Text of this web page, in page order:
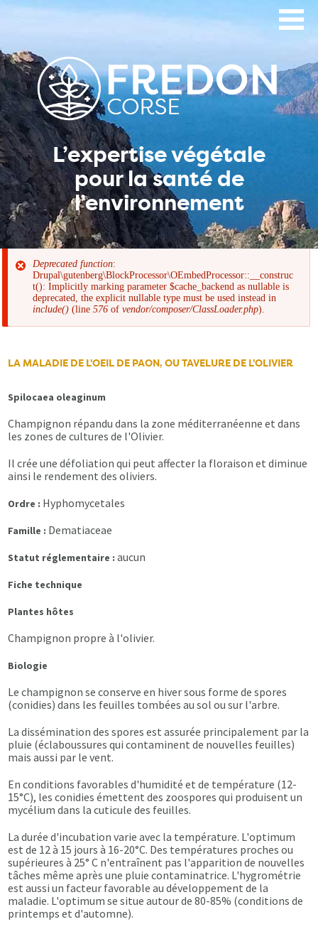
Aller
L’expertise végétale
pour la santé de
l’environnement
Message
d'erreur
Deprecated function:
Drupal\gutenberg\BlockProcessor\OEmbedProcessor::__construc
t(): Implicitly marking parameter $cache_backend as nullable is
deprecated, the explicit nullable type must be used instead in
include() (line576 ofvendor/composer/ClassLoader.php).
LA MALADIE DE L'OEIL DE PAON, OU TAVELURE DE L'OLIVIER
Spilocaea oleaginum
Champignon répandu dans la zone méditerranéenne et dans
les zones de cultures de l'Olivier.
Il crée une défoliation qui peut affecter la floraison et diminue
ainsi le rendement des oliviers.
Ordre : Hyphomycetales
Famille : Dematiaceae
Statut réglementaire :aucun
Fiche technique
Plantes hôtes
Champignon propre à l'olivier.
Biologie
Le champignon se conserve en hiver sous forme de spores
(conidies) dans les feuilles tombées au sol ou sur l'arbre.
La dissémination des spores est assurée principalement par la
pluie (éclaboussures qui contaminent de nouvelles feuilles)
mais aussi par le vent.
En conditions favorables d'humidité et de température (12-
15°C), les conidies émettent des zoospores qui produisent un
mycélium dans la cuticule des feuilles.
La durée d'incubation varie avec la température. L'optimum
est de 12 à 15 jours à 16-20°C. Des températures proches ou
supérieures à 25° C n'entraînent pas l'apparition de nouvelles
tâches même après une pluie contaminatrice. L'hygrométrie
est aussi un facteur favorable au développement de la
maladie. L'optimum se situe autour de 80-85% (conditions de
printemps et d'automne).